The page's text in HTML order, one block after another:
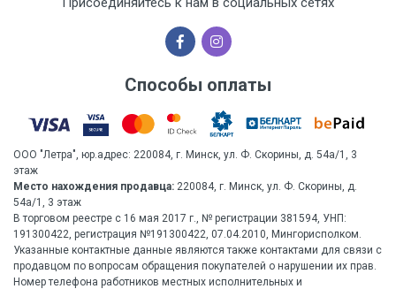
Способы оплаты
ООО "Летра", юр.адрес: 220084, г. Минск, ул. Ф. Скорины, д. 54а/1, 3
этаж
Место нахождения продавца: 220084, г. Минск, ул. Ф. Скорины, д.
54а/1, 3 этаж
В торговом реестре с 16 мая 2017 г., № регистрации 381594, УНП:
191300422, регистрация №191300422, 07.04.2010, Мингорисполком.
Указанные контактные данные являются также контактами для связи с
продавцом по вопросам обращения покупателей о нарушении их прав.
Номер телефона работников местных исполнительных и